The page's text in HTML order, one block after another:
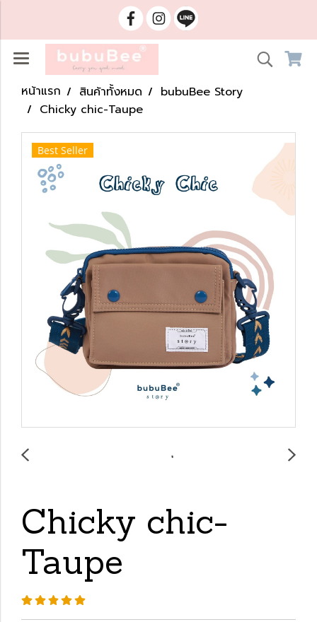
หน้าแรก สินค้าทั้งหมด
bubuBee Story
Chicky chic-Taupe
Best Seller
Chicky chic-
Taupe